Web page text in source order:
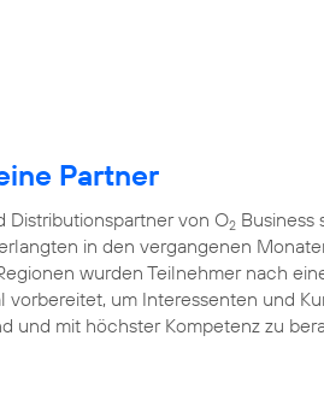
Partner
Distributionspartner von O2 Business
in den vergangenen
wurden Teilnehmer nach
um Interessenten und
und mit höchster Kompetenz zu